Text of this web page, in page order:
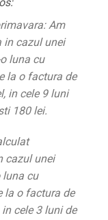
Am
in cazul unei
luna cu
la o factura de
in cele 9 luni
180 lei.
cazul unei
luna cu
la o factura de
cele 3 luni de